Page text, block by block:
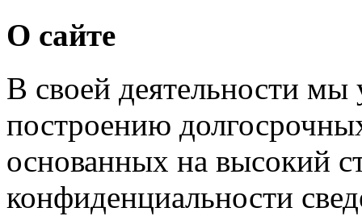
О сайте
В своей деятельности
построению
основанных на высокий
конфиденциальности